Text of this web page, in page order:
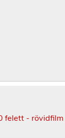
felett - rövidfilm